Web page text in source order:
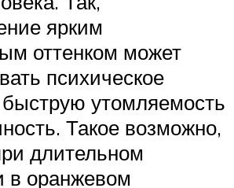
ярким
оттенком может
психическое
утомляемость
Такое возможно,
длительном
в оранжевом